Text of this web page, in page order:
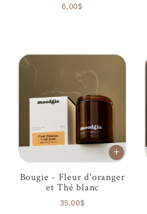
6,00$
Bougie - Fleur d'oranger
et Thé blanc
35,00$